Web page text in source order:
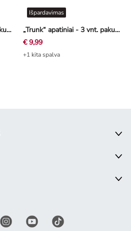
„Trunk“ apatiniai - 3 vnt. pakuotė
„Trunk“ apatiniai - 3 vnt. pakuotė
Išpardavimas
€ 9,99
+1 kita spalva